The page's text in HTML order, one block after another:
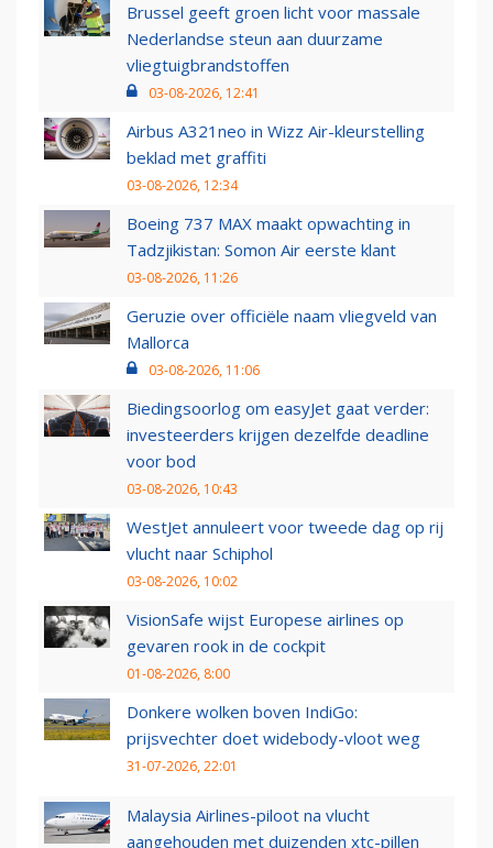
Brussel geeft groen licht voor massale
Nederlandse steun aan duurzame
vliegtuigbrandstoffen
03-08-2026, 12:41
Airbus A321neo in Wizz Air-kleurstelling
beklad met graffiti
03-08-2026, 12:34
Boeing 737 MAX maakt opwachting in
Tadzjikistan: Somon Air eerste klant
03-08-2026, 11:26
Geruzie over officiële naam vliegveld van
Mallorca
03-08-2026, 11:06
Biedingsoorlog om easyJet gaat verder:
investeerders krijgen dezelfde deadline
voor bod
03-08-2026, 10:43
WestJet annuleert voor tweede dag op rij
vlucht naar Schiphol
03-08-2026, 10:02
VisionSafe wijst Europese airlines op
gevaren rook in de cockpit
01-08-2026, 8:00
Donkere wolken boven IndiGo:
prijsvechter doet widebody-vloot weg
31-07-2026, 22:01
Malaysia Airlines-piloot na vlucht
aangehouden met duizenden xtc-pillen